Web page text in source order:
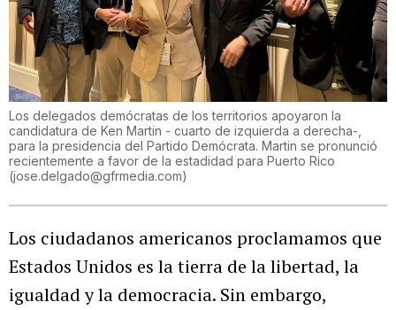
Los delegados demócratas de los territorios apoyaron la
candidatura de Ken Martin - cuarto de izquierda a derecha-,
para la presidencia del Partido Demócrata. Martin se pronunció
recientemente a favor de la estadidad para Puerto Rico
(jose.delgado@gfrmedia.com)
Los ciudadanos americanos proclamamos que
Estados Unidos es la tierra de la libertad, la
igualdad y la democracia. Sin embargo,